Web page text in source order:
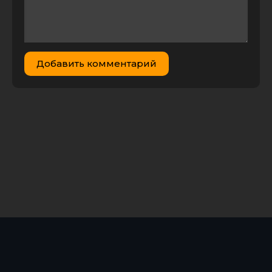
Добавить комментарий